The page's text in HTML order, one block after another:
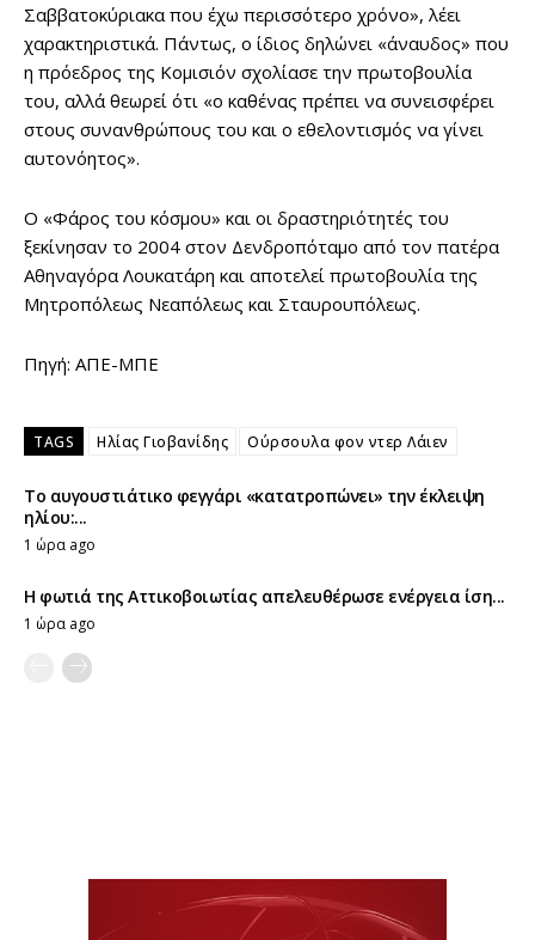
Σαββατοκύριακα που έχω περισσότερο χρόνο», λέει
χαρακτηριστικά. Πάντως, ο ίδιος δηλώνει «άναυδος» που
η πρόεδρος της Κομισιόν σχολίασε την πρωτοβουλία
του, αλλά θεωρεί ότι «ο καθένας πρέπει να συνεισφέρει
στους συνανθρώπους του και ο εθελοντισμός να γίνει
αυτονόητος».
Ο «Φάρος του κόσμου» και οι δραστηριότητές του
ξεκίνησαν το 2004 στον Δενδροπόταμο από τον πατέρα
Αθηναγόρα Λουκατάρη και αποτελεί πρωτοβουλία της
Μητροπόλεως Νεαπόλεως και Σταυρουπόλεως.
Πηγή: ΑΠΕ-ΜΠΕ
TAGS Ηλίας Γιοβανίδης Ούρσουλα φον ντερ Λάιεν
Το αυγουστιάτικο φεγγάρι «κατατροπώνει» την έκλειψη
ηλίου:...
1 ώρα ago
Η φωτιά της Αττικοβοιωτίας απελευθέρωσε ενέργεια ίση...
1 ώρα ago